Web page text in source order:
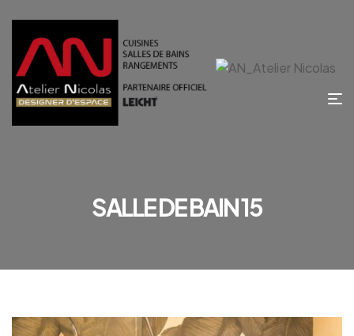
SALLE DE BAIN 15